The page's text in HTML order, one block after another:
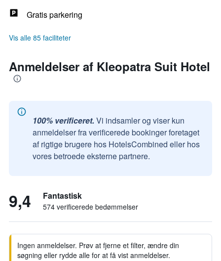
Gratis parkering
Vis alle 85 faciliteter
Anmeldelser af Kleopatra Suit Hotel
100% verificeret. Vi indsamler og viser kun
anmeldelser fra verificerede bookinger foretaget
af rigtige brugere hos HotelsCombined eller hos
vores betroede eksterne partnere.
9,4 Fantastisk
574 verificerede bedømmelser
Ingen anmeldelser. Prøv at fjerne et filter, ændre din
søgning eller rydde alle for at få vist anmeldelser.